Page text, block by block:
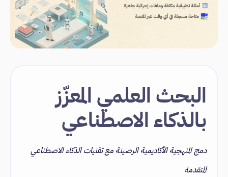
البحث العلمي المعزّز
بالذكاء الاصطناعي
دمج المنهجية الأكاديمية الرصينة مع تقنيات الذكاء الاصطناعي
المتقدمة